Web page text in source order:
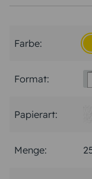
Farbe:
Format:
Papierart:
Menge: